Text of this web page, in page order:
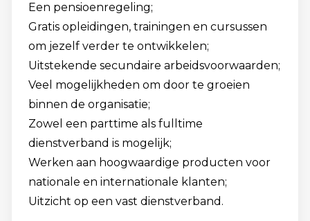
Een pensioenregeling;
Gratis opleidingen, trainingen en cursussen
om jezelf verder te ontwikkelen;
Uitstekende secundaire arbeidsvoorwaarden;
Veel mogelijkheden om door te groeien
binnen de organisatie;
Zowel een parttime als fulltime
dienstverband is mogelijk;
Werken aan hoogwaardige producten voor
nationale en internationale klanten;
Uitzicht op een vast dienstverband.